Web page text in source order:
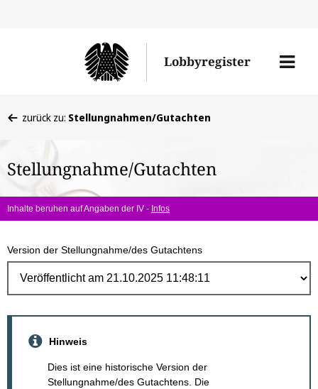
Lobbyregister
Menü
befinden
hier:
zurück zu: Stellungnahmen/Gutachten
Stellungnahme/Gutachten
Inhalte beruhen auf Angaben der IV - Infos
Version der Stellungnahme/des Gutachtens
Hinweis
Dies ist eine historische Version der
Stellungnahme/des Gutachtens. Die